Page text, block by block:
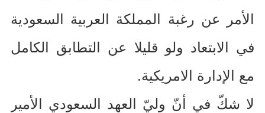
الأمر عن رغبة المملكة العربية السعودية
في الابتعاد ولو قليلا عن التطابق الكامل
مع الإدارة الامريكية.
لا شكّ في أنّ وليّ العهد السعودي الأمير